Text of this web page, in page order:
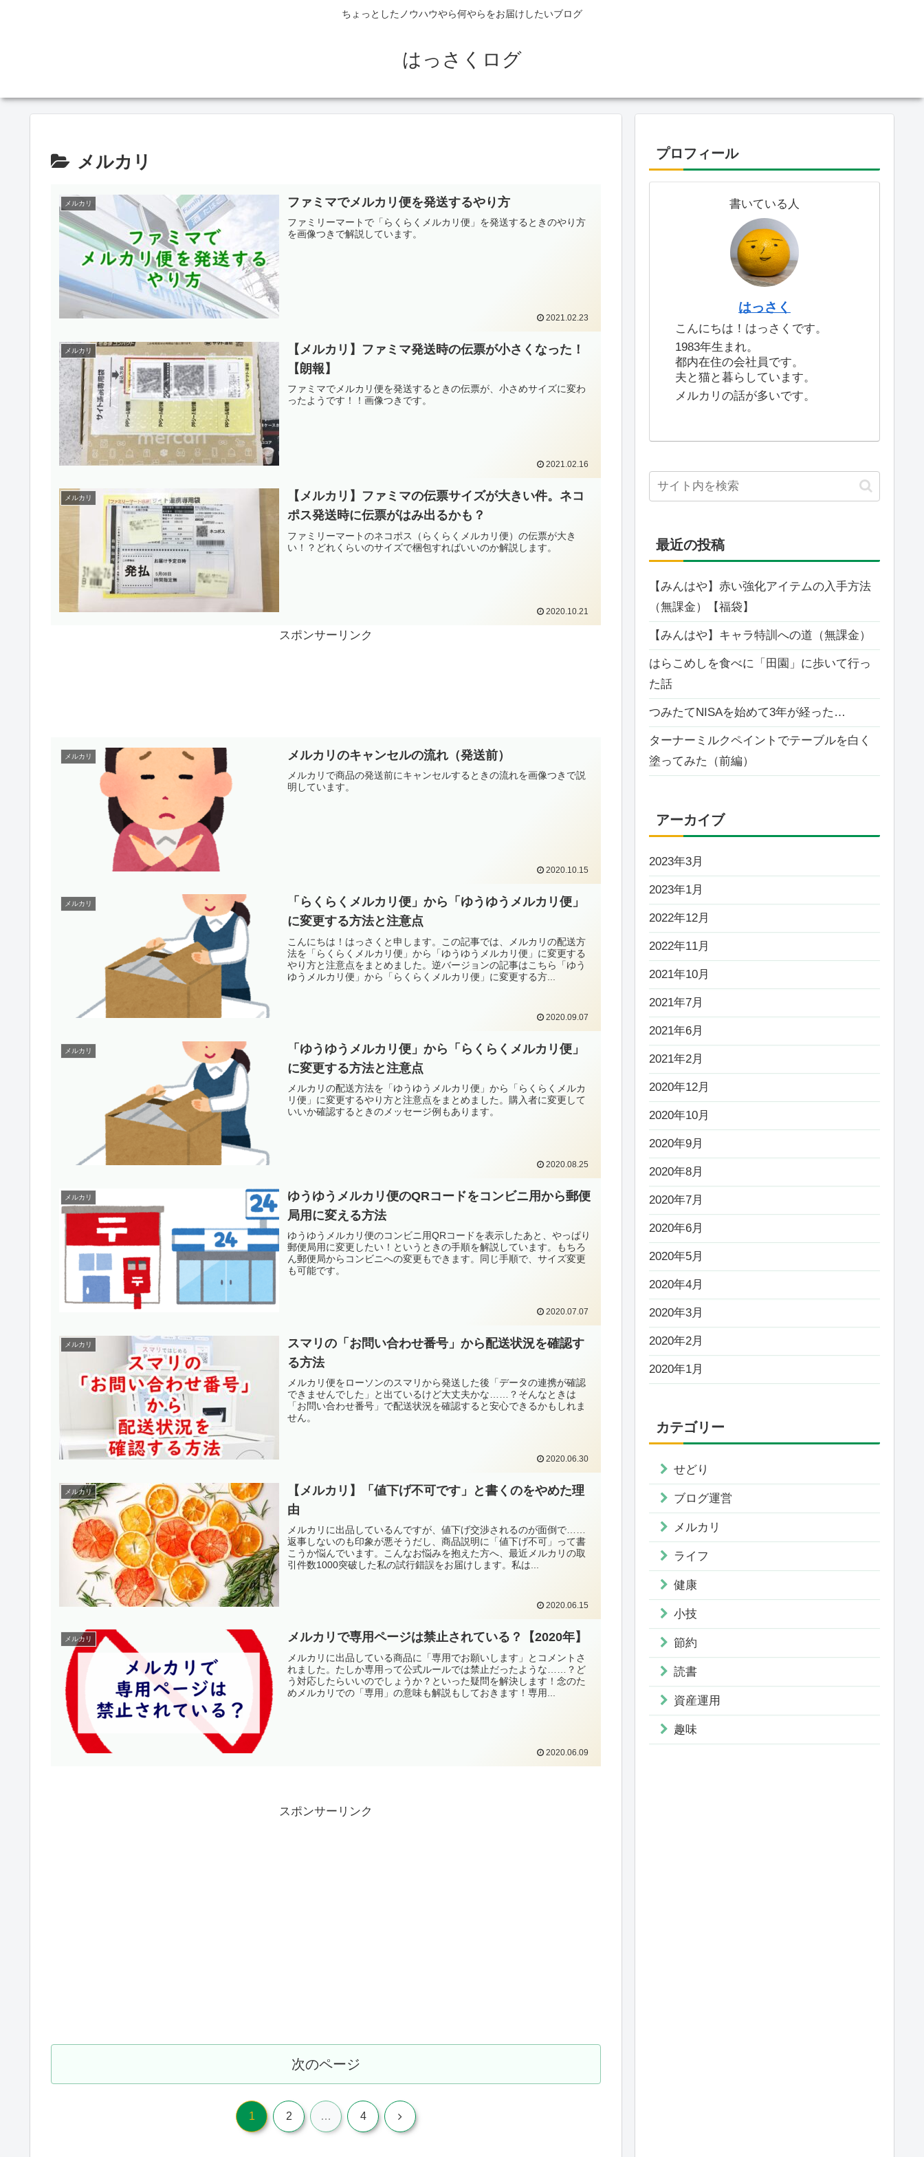
ちょっとしたノウハウやら何やらをお届けしたいブログ
はっさくログ
メルカリ
メルカリ ファミマでメルカリ便を発送するやり方
ファミリーマートで「らくらくメルカリ便」を発送するときのやり方
を画像つきで解説しています。
2021.02.23
メルカリ
【メルカリ】ファミマ発送時の伝票が小さくなった！
【朗報】
ファミマでメルカリ便を発送するときの伝票が、小さめサイズに変わ
ったようです！！画像つきです。
2021.02.16
メルカリ
【メルカリ】ファミマの伝票サイズが大きい件。ネコ
ポス発送時に伝票がはみ出るかも？
ファミリーマートのネコポス（らくらくメルカリ便）の伝票が大き
い！？どれくらいのサイズで梱包すればいいのか解説します。
2020.10.21
スポンサーリンク
メルカリ メルカリのキャンセルの流れ（発送前）
メルカリで商品の発送前にキャンセルするときの流れを画像つきで説
明しています。
2020.10.15
メルカリ
「らくらくメルカリ便」から「ゆうゆうメルカリ便」
に変更する方法と注意点
こんにちは！はっさくと申します。この記事では、メルカリの配送方
法を「らくらくメルカリ便」から「ゆうゆうメルカリ便」に変更する
やり方と注意点をまとめました。逆バージョンの記事はこちら「ゆう
ゆうメルカリ便」から「らくらくメルカリ便」に変更する方...
2020.09.07
メルカリ
「ゆうゆうメルカリ便」から「らくらくメルカリ便」
に変更する方法と注意点
メルカリの配送方法を「ゆうゆうメルカリ便」から「らくらくメルカ
リ便」に変更するやり方と注意点をまとめました。購入者に変更して
いいか確認するときのメッセージ例もあります。
2020.08.25
メルカリ
ゆうゆうメルカリ便のQRコードをコンビニ用から郵便
局用に変える方法
ゆうゆうメルカリ便のコンビニ用QRコードを表示したあと、やっぱり
郵便局用に変更したい！というときの手順を解説しています。もちろ
ん郵便局からコンビニへの変更もできます。同じ手順で、サイズ変更
も可能です。
2020.07.07
メルカリ
スマリの「お問い合わせ番号」から配送状況を確認す
る方法
メルカリ便をローソンのスマリから発送した後「データの連携が確認
できませんでした」と出ているけど大丈夫かな……？そんなときは
「お問い合わせ番号」で配送状況を確認すると安心できるかもしれま
せん。
2020.06.30
メルカリ
【メルカリ】「値下げ不可です」と書くのをやめた理
由
メルカリに出品しているんですが、値下げ交渉されるのが面倒で……
返事しないのも印象が悪そうだし、商品説明に「値下げ不可」って書
こうか悩んでいます。こんなお悩みを抱えた方へ、最近メルカリの取
引件数1000突破した私の試行錯誤をお届けします。私は...
2020.06.15
メルカリ メルカリで専用ページは禁止されている？【2020年】
メルカリに出品している商品に「専用でお願いします」とコメントさ
れました。たしか専用って公式ルールでは禁止だったような……？ど
う対応したらいいのでしょうか？といった疑問を解決します！念のた
めメルカリでの「専用」の意味も解説もしておきます！専用...
2020.06.09
スポンサーリンク
次のページ
1 2 … 4 次
プロフィール
書いている人
はっさく
こんにちは！はっさくです。
1983年生まれ。
都内在住の会社員です。
夫と猫と暮らしています。
メルカリの話が多いです。
最近の投稿
【みんはや】赤い強化アイテムの入手方法
（無課金）【福袋】
【みんはや】キャラ特訓への道（無課金）
はらこめしを食べに「田園」に歩いて行っ
た話
つみたてNISAを始めて3年が経った…
ターナーミルクペイントでテーブルを白く
塗ってみた（前編）
アーカイブ
2023年3月
2023年1月
2022年12月
2022年11月
2021年10月
2021年7月
2021年6月
2021年2月
2020年12月
2020年10月
2020年9月
2020年8月
2020年7月
2020年6月
2020年5月
2020年4月
2020年3月
2020年2月
2020年1月
カテゴリー
せどり
ブログ運営
メルカリ
ライフ
健康
小技
節約
読書
資産運用
趣味